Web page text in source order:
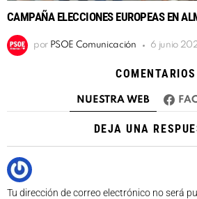
CAMPAÑA ELECCIONES EUROPEAS EN
por PSOE Comunicación 6 junio
COMENTARIOS
NUESTRA WEB
DEJA UNA
Tu dirección de correo electrónico no será